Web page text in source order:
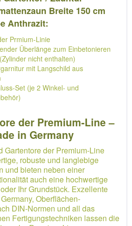
Breite 150 cm
Anthrazit:
Prmium-Linie
Überlänge zum Einbetonieren
nicht enthalten)
mit Langschild aus
Set (je 2 Winkel- und
der Premium-Line –
in Germany
Gartentore der Premium-Line
robuste und langlebige
und bieten neben einer
auch eine hochwertige
Ihr Grundstück. Exzellente
Oberflächen-
DIN-Normen und all das
Fertigungstechniken lassen die